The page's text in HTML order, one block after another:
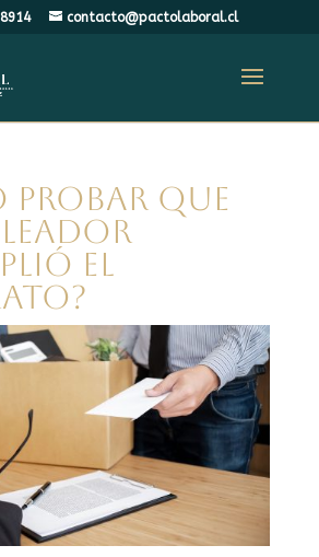
contacto@pactolaboral.cl
probar que
el